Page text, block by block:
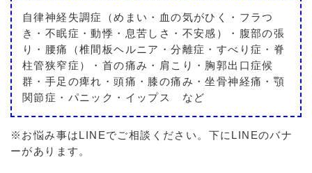
自律神経失調症（めまい・血の気がひく・フラつ
き・不眠症・動悸・息苦しさ・不安感）・腹部の張
り・腰痛（椎間板ヘルニア・分離症・すべり症・脊
柱管狭窄症）・首の痛み・肩こり・胸郭出口症候
群・手足の痺れ・頭痛・膝の痛み・坐骨神経痛・顎
関節症・パニック・イップス など
※お悩み事はLINEでご相談ください。下にLINEのバナ
ーがあります。